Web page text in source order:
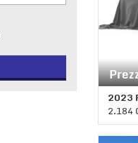
2023
2.184
1 Km